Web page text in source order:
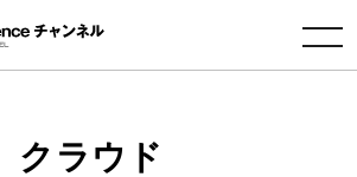
toggle navigation
クラウド